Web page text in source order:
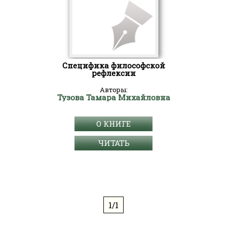
Специфика философской
рефлексии
Авторы:
Тузова Тамара Михайловна
О КНИГЕ
ЧИТАТЬ
1/1